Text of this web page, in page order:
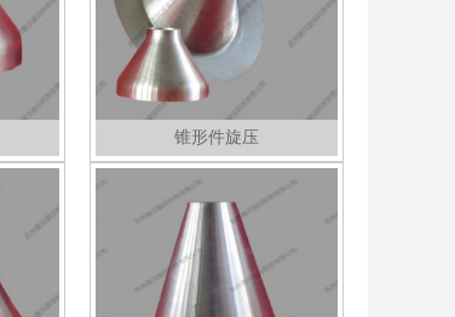
锥形件旋压